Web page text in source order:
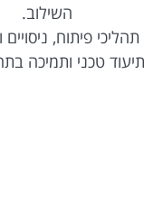
השילוב.
תהליכי פיתוח, ניסויים
טכני ותמיכה